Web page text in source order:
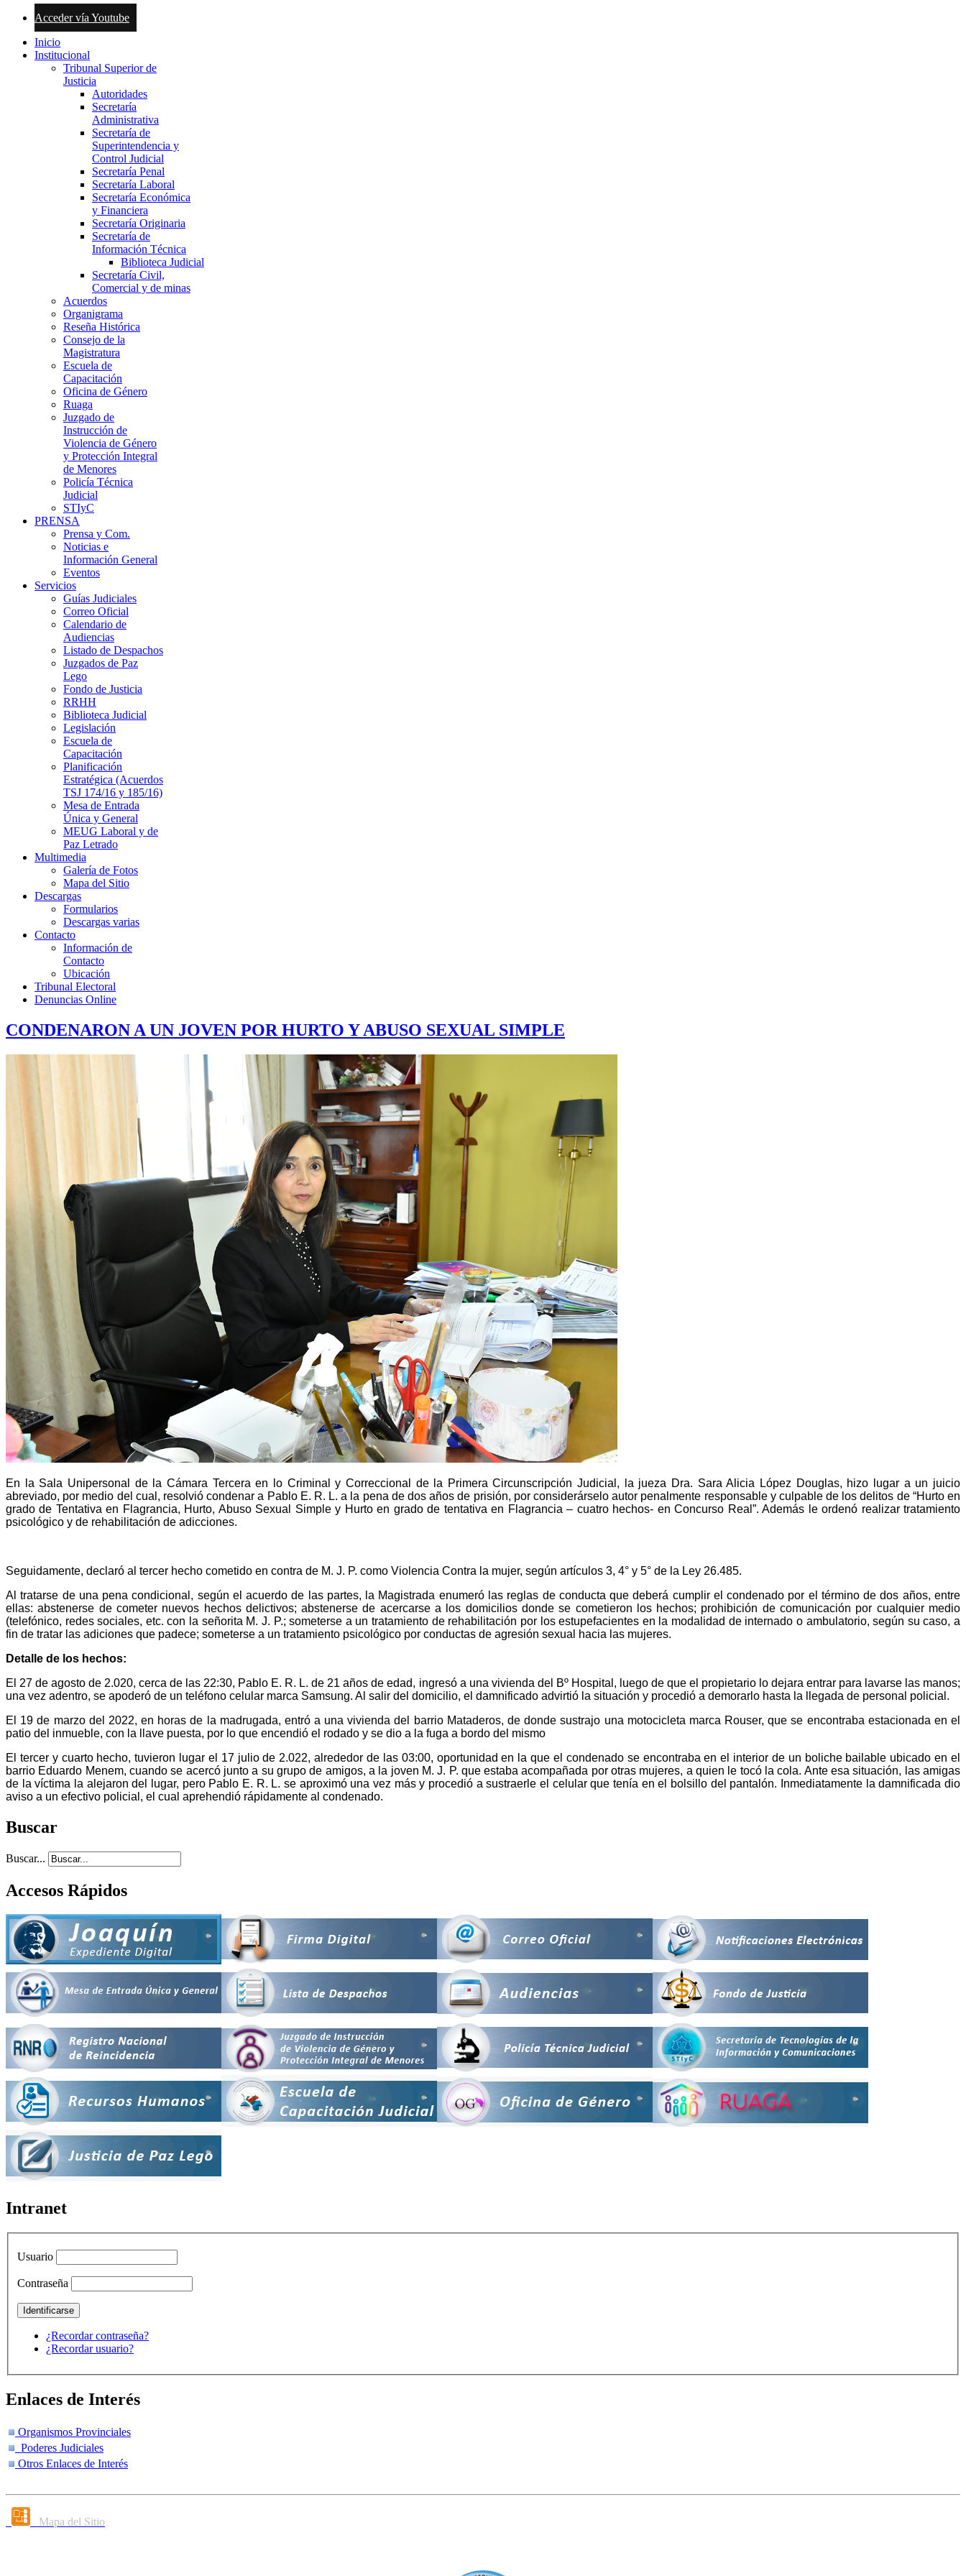
Acceder vía Youtube
Inicio
Institucional
Tribunal Superior de
Justicia
Autoridades
Secretaría
Administrativa
Secretaría de
Superintendencia y
Control Judicial
Secretaría Penal
Secretaría Laboral
Secretaría Económica
y Financiera
Secretaría Originaria
Secretaría de
Información Técnica
Biblioteca Judicial
Secretaría Civil,
Comercial y de minas
Acuerdos
Organigrama
Reseña Histórica
Consejo de la
Magistratura
Escuela de
Capacitación
Oficina de Género
Ruaga
Juzgado de
Instrucción de
Violencia de Género
y Protección Integral
de Menores
Policía Técnica
Judicial
STIyC
PRENSA
Prensa y Com.
Noticias e
Información General
Eventos
Servicios
Guías Judiciales
Correo Oficial
Calendario de
Audiencias
Listado de Despachos
Juzgados de Paz
Lego
Fondo de Justicia
RRHH
Biblioteca Judicial
Legislación
Escuela de
Capacitación
Planificación
Estratégica (Acuerdos
TSJ 174/16 y 185/16)
Mesa de Entrada
Única y General
MEUG Laboral y de
Paz Letrado
Multimedia
Galería de Fotos
Mapa del Sitio
Descargas
Formularios
Descargas varias
Contacto
Información de
Contacto
Ubicación
Tribunal Electoral
Denuncias Online
CONDENARON A UN JOVEN POR HURTO Y ABUSO SEXUAL SIMPLE
En la Sala Unipersonal de la Cámara Tercera en lo Criminal y Correccional de la Primera Circunscripción Judicial, la jueza Dra. Sara Alicia López Douglas, hizo lugar a un juicio
abreviado, por medio del cual, resolvió condenar a Pablo E. R. L. a la pena de dos años de prisión, por considerárselo autor penalmente responsable y culpable de los delitos de “Hurto en
grado de Tentativa en Flagrancia, Hurto, Abuso Sexual Simple y Hurto en grado de tentativa en Flagrancia – cuatro hechos- en Concurso Real”. Además le ordenó realizar tratamiento
psicológico y de rehabilitación de adicciones.
Seguidamente, declaró al tercer hecho cometido en contra de M. J. P. como Violencia Contra la mujer, según artículos 3, 4° y 5° de la Ley 26.485.
Al tratarse de una pena condicional, según el acuerdo de las partes, la Magistrada enumeró las reglas de conducta que deberá cumplir el condenado por el término de dos años, entre
ellas: abstenerse de cometer nuevos hechos delictivos; abstenerse de acercarse a los domicilios donde se cometieron los hechos; prohibición de comunicación por cualquier medio
(telefónico, redes sociales, etc. con la señorita M. J. P.; someterse a un tratamiento de rehabilitación por los estupefacientes en la modalidad de internado o ambulatorio, según su caso, a
fin de tratar las adiciones que padece; someterse a un tratamiento psicológico por conductas de agresión sexual hacia las mujeres.
Detalle de los hechos:
El 27 de agosto de 2.020, cerca de las 22:30, Pablo E. R. L. de 21 años de edad, ingresó a una vivienda del Bº Hospital, luego de que el propietario lo dejara entrar para lavarse las manos;
una vez adentro, se apoderó de un teléfono celular marca Samsung. Al salir del domicilio, el damnificado advirtió la situación y procedió a demorarlo hasta la llegada de personal policial.
El 19 de marzo del 2022, en horas de la madrugada, entró a una vivienda del barrio Mataderos, de donde sustrajo una motocicleta marca Rouser, que se encontraba estacionada en el
patio del inmueble, con la llave puesta, por lo que encendió el rodado y se dio a la fuga a bordo del mismo
El tercer y cuarto hecho, tuvieron lugar el 17 julio de 2.022, alrededor de las 03:00, oportunidad en la que el condenado se encontraba en el interior de un boliche bailable ubicado en el
barrio Eduardo Menem, cuando se acercó junto a su grupo de amigos, a la joven M. J. P. que estaba acompañada por otras mujeres, a quien le tocó la cola. Ante esa situación, las amigas
de la víctima la alejaron del lugar, pero Pablo E. R. L. se aproximó una vez más y procedió a sustraerle el celular que tenía en el bolsillo del pantalón. Inmediatamente la damnificada dio
aviso a un efectivo policial, el cual aprehendió rápidamente al condenado.
Buscar
Buscar...
Accesos Rápidos
Intranet
Usuario
Contraseña
¿Recordar contraseña?
¿Recordar usuario?
Enlaces de Interés
Organismos Provinciales
Poderes Judiciales
Otros Enlaces de Interés
Mapa del Sitio